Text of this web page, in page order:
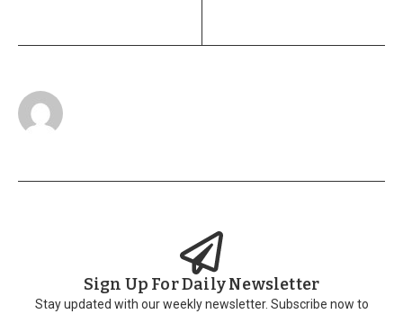
Sign Up For Daily Newsletter
Stay updated with our weekly newsletter. Subscribe now to